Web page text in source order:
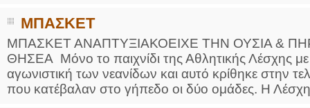
ΜΠΑΣΚΕΤ
ΜΠΑΣΚΕΤ ΑΝΑΠΤΥΞΙΑΚΟΕΙΧΕ ΤΗΝ ΟΥΣΙΑ &
ΘΗΣΕΑ Μόνο το παιχνίδι της Αθλητικής Λέσχης
αγωνιστική των νεανίδων και αυτό κρίθηκε στην
που κατέβαλαν στο γήπεδο οι δύο ομάδες. Η